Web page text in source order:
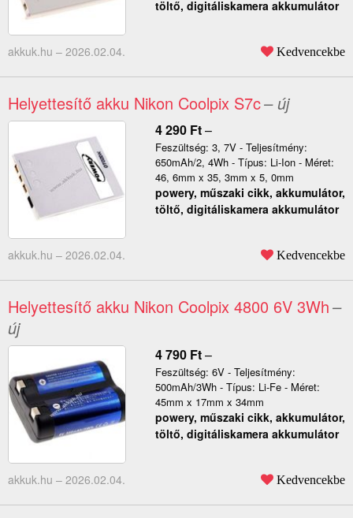
töltő, digitáliskamera akkumulátor
akkuk.hu – 2026.02.04. Kedvencekbe
Helyettesítő akku Nikon Coolpix S7c– új
4 290 Ft–
Feszültség: 3, 7V - Teljesítmény:
650mAh/2, 4Wh - Típus: Li-Ion - Méret:
46, 6mm x 35, 3mm x 5, 0mm
powery, műszaki cikk, akkumulátor,
töltő, digitáliskamera akkumulátor
akkuk.hu – 2026.02.04. Kedvencekbe
Helyettesítő akku Nikon Coolpix 4800 6V 3Wh–
új
4 790 Ft–
Feszültség: 6V - Teljesítmény:
500mAh/3Wh - Típus: Li-Fe - Méret:
45mm x 17mm x 34mm
powery, műszaki cikk, akkumulátor,
töltő, digitáliskamera akkumulátor
akkuk.hu – 2026.02.04. Kedvencekbe